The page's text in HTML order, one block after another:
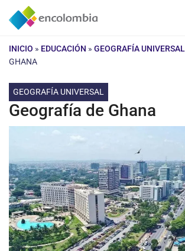
Saltar
INICIO » EDUCACIÓN » GEOGRAFÍA UNIVERSAL
GHANA
GEOGRAFÍA UNIVERSAL
Geografía de Ghana